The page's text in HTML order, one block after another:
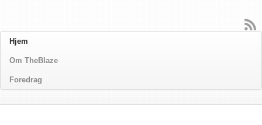
Hjem
Om TheBlaze
Foredrag